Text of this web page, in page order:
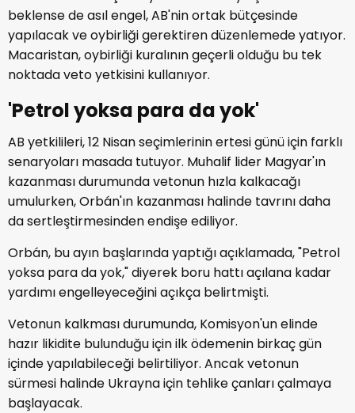
beklense de asıl engel, AB'nin ortak bütçesinde
yapılacak ve oybirliği gerektiren düzenlemede yatıyor.
Macaristan, oybirliği kuralının geçerli olduğu bu tek
noktada veto yetkisini kullanıyor.
'Petrol yoksa para da yok'
AB yetkilileri, 12 Nisan seçimlerinin ertesi günü için farklı
senaryoları masada tutuyor. Muhalif lider Magyar'ın
kazanması durumunda vetonun hızla kalkacağı
umulurken, Orbán'ın kazanması halinde tavrını daha
da sertleştirmesinden endişe ediliyor.
Orbán, bu ayın başlarında yaptığı açıklamada, "Petrol
yoksa para da yok," diyerek boru hattı açılana kadar
yardımı engelleyeceğini açıkça belirtmişti.
Vetonun kalkması durumunda, Komisyon'un elinde
hazır likidite bulunduğu için ilk ödemenin birkaç gün
içinde yapılabileceği belirtiliyor. Ancak vetonun
sürmesi halinde Ukrayna için tehlike çanları çalmaya
başlayacak.